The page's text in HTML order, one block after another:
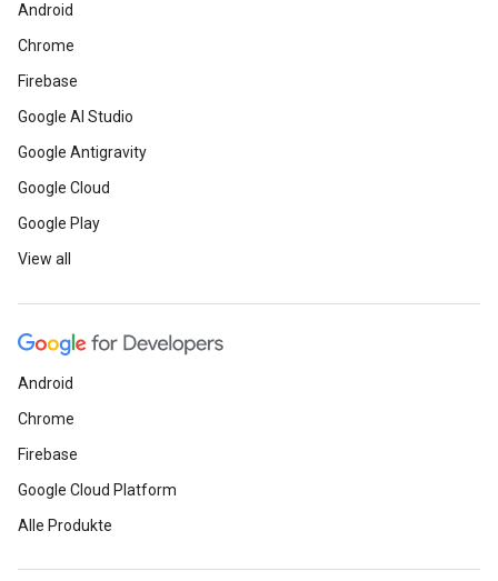
Android
Chrome
Firebase
Google AI Studio
Google Antigravity
Google Cloud
Google Play
View all
Android
Chrome
Firebase
Google Cloud Platform
Alle Produkte